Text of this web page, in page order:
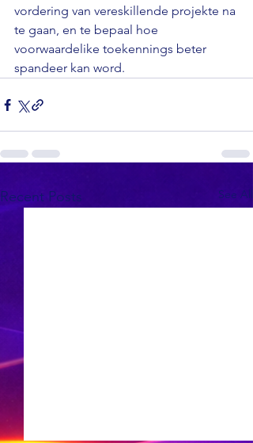
vordering van vereskillende projekte na
te gaan, en te bepaal hoe
voorwaardelike toekennings beter
spandeer kan word.
Recent Posts See All